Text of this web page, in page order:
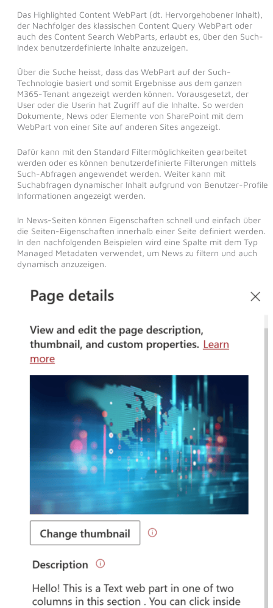
Das Highlighted Content WebPart (dt. Hervorgehobener Inhalt),
der Nachfolger des klassischen Content Query WebPart oder
auch des Content Search WebParts, erlaubt es, über den Such-
Index benutzerdefinierte Inhalte anzuzeigen.
Über die Suche heisst, dass das WebPart auf der Such-
Technologie basiert und somit Ergebnisse aus dem ganzen
M365-Tenant angezeigt werden können. Vorausgesetzt, der
User oder die Userin hat Zugriff auf die Inhalte. So werden
Dokumente, News oder Elemente von SharePoint mit dem
WebPart von einer Site auf anderen Sites angezeigt.
Dafür kann mit den Standard Filtermöglichkeiten gearbeitet
werden oder es können benutzerdefinierte Filterungen mittels
Such-Abfragen angewendet werden. Weiter kann mit
Suchabfragen dynamischer Inhalt aufgrund von Benutzer-Profile
Informationen angezeigt werden.
In News-Seiten können Eigenschaften schnell und einfach über
die Seiten-Eigenschaften innerhalb einer Seite definiert werden.
In den nachfolgenden Beispielen wird eine Spalte mit dem Typ
Managed Metadaten verwendet, um News zu filtern und auch
dynamisch anzuzeigen.